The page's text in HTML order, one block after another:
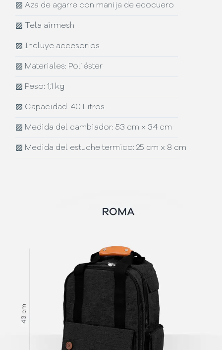
▨Aza de agarre con manija de ecocuero
▨ Tela airmesh
▨Incluye accesorios
▨ Materiales: Poliéster
▨ Peso: 1,1 kg
▨ Capacidad: 40 Litros
▨ Medida del cambiador: 53 cm x 34 cm
▨ Medida del estuche termico: 25 cm x 8 cm